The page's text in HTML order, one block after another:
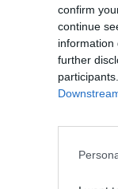
confirm
continue
information
further
2006 un teren de
Geambazi cu
Becali
nepot să ceară
de milioane de